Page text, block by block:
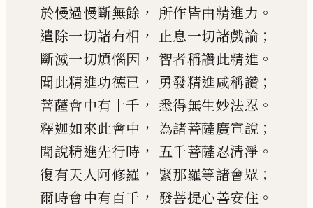
於慢過慢斷無餘 ， 所作皆由精進力 。
遣除一切諸有相 ， 止息一切諸戲論 ；
斷滅一切煩惱因 ， 智者稱讚此精進 。
聞此精進功德已 ， 勇發精進咸稱讚 ；
菩薩會中有十千 ， 悉得無生妙法忍 。
釋迦如來此會中 ， 為諸菩薩廣宣說 ；
聞說精進先行時 ， 五千菩薩忍清淨 。
復有天人阿修羅 ， 緊那羅等諸會眾 ；
爾時會中有百千 ， 發菩提心善安住 。